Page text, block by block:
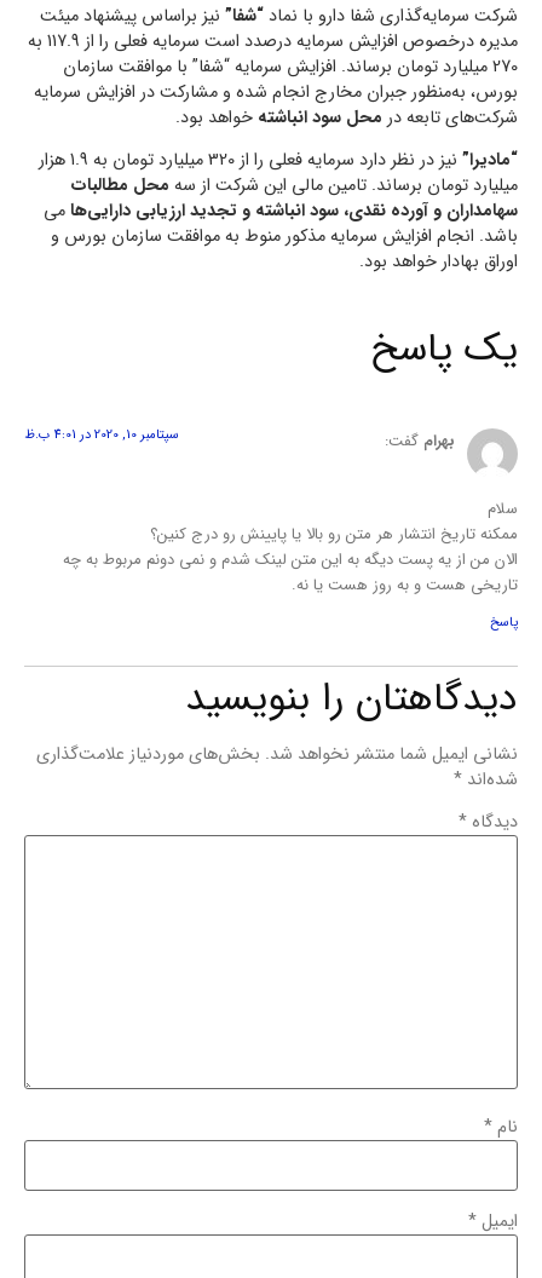
شرکت سرمایه‌گذاری شفا دارو با نماد “شفا” نیز براساس پیشنهاد میئت
مدیره درخصوص افزایش سرمایه درصدد است سرمایه فعلی را از 117.9 به
270 میلیارد تومان برساند. افزایش سرمایه “شفا” با موافقت سازمان
بورس، به‌منظور جبران مخارج انجام شده و مشارکت در افزایش سرمایه
شرکت‌های تابعه در محل سود انباشته خواهد بود.
“مادیرا”
نیز در نظر دارد سرمایه فعلی را از 320 میلیارد تومان به 1.9 هزار
میلیارد تومان برساند. تامین مالی این شرکت از سه محل مطالبات
سهامداران و آورده نقدی، سود انباشته و تجدید ارزیابی دارایی‌هامی
باشد. انجام افزایش سرمایه مذکور منوط به موافقت سازمان بورس و
اوراق بهادار خواهد بود.
یک پاسخ
بهرام گفت: سپتامبر 10, 2020 در 4:01 ب.ظ
سلام
ممکنه تاریخ انتشار هر متن رو بالا یا پایینش رو درج کنین؟
الان من از یه پست دیگه به این متن لینک شدم و نمی دونم مربوط به چه
تاریخی هست و به روز هست یا نه.
پاسخ
دیدگاهتان را بنویسید
نشانی ایمیل شما منتشر نخواهد شد. بخش‌های موردنیاز علامت‌گذاری
شده‌اند *
دیدگاه *
نام*
ایمیل*